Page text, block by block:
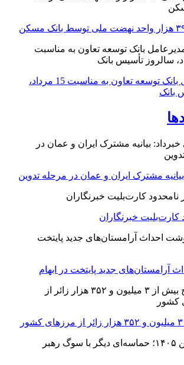
پیام مدیرعامل بانک توسعه تعاون به مناسبت 15 مرداد،
بانک
بیانیه مشترک ایران و عمان در مرحله تدوین
کارت‌بلیت خبرنگاران
آرامستان‌های جدید پایتخت در ابهام